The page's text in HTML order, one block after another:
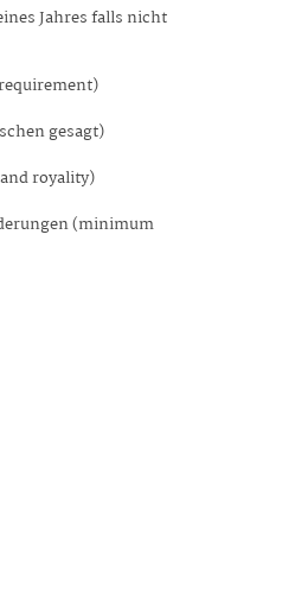
Jahres falls nicht
gesagt)
royality)
(minimum